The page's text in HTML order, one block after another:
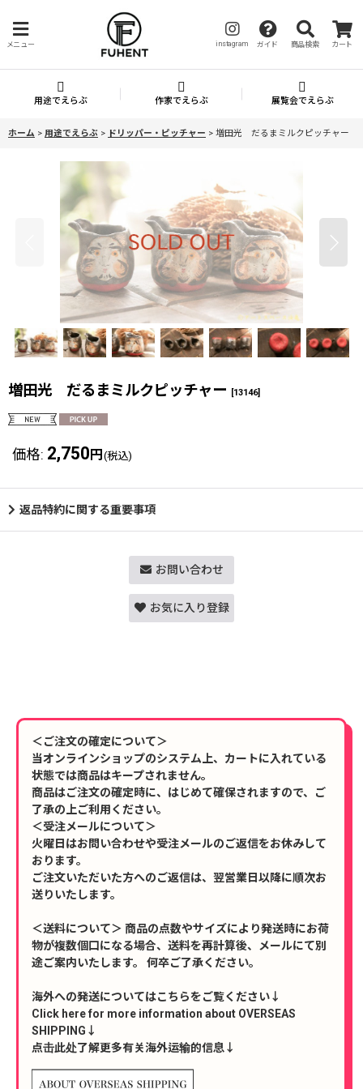
メニュー instagram ガイド 商品検索 カート
用途でえらぶ 作家でえらぶ 展覧会でえらぶ
ホーム > 用途でえらぶ > ドリッパー・ピッチャー > 増田光 だるまミルクピッチャー
増田光 だるまミルクピッチャー [13146]
価格: 2,750 円 (税込)
返品特約に関する重要事項
お問い合わせ
お気に入り登録
＜ご注文の確定について＞
当オンラインショップのシステム上、カートに入れている
状態では商品はキープされません。
商品はご注文の確定時に、はじめて確保されますので、ご
了承の上ご利用ください。
＜受注メールについて＞
火曜日はお問い合わせや受注メールのご返信をお休みして
おります。
ご注文いただいた方へのご返信は、翌営業日以降に順次お
送りいたします。
＜送料について＞ 商品の点数やサイズにより発送時にお荷
物が複数個口になる場合、送料を再計算後、メールにて別
途ご案内いたします。 何卒ご了承ください。
海外への発送についてはこちらをご覧ください↓
Click here for more information about OVERSEAS
SHIPPING↓
点击此处了解更多有关海外运输的信息↓